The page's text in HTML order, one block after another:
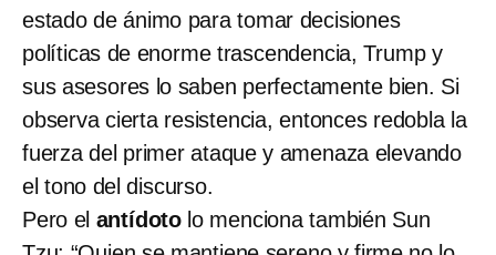
estado de ánimo para tomar decisiones
políticas de enorme trascendencia, Trump y
sus asesores lo saben perfectamente bien. Si
observa cierta resistencia, entonces redobla la
fuerza del primer ataque y amenaza elevando
el tono del discurso.
Pero el antídoto lo menciona también Sun